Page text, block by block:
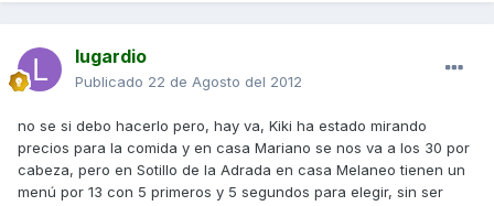
lugardio
Publicado 22 de Agosto del 2012
no se si debo hacerlo pero, hay va, Kiki ha estado mirando
precios para la comida y en casa Mariano se nos va a los 30 por
cabeza, pero en Sotillo de la Adrada en casa Melaneo tienen un
menú por 13 con 5 primeros y 5 segundos para elegir, sin ser